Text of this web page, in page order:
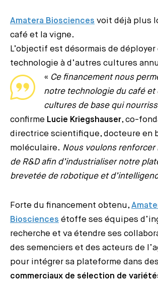
Amatera Biosciences voit déjà plus
café et la vigne.
L’objectif est désormais de
technologie à d’autres cultures
« Ce financement nous
notre technologie du café et
cultures de base qui
confirme Lucie Kriegshauser, co-
directrice scientifique, docteure en
moléculaire. Nous voulons renforcer
de R&D afin d’industrialiser notre
brevetée de robotique et
Forte du financement obtenu,
Biosciences étoffe ses équipes
recherche et va étendre ses
des semenciers et des acteurs de
pour intégrer sa plateforme dans des
commerciaux de sélection de